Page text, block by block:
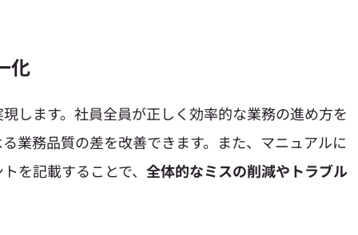
化
します。社員全員が正しく効率的な業務の進め方を
業務品質の差を改善できます。また、マニュアルに
を記載することで、 全体的なミスの削減やトラブル